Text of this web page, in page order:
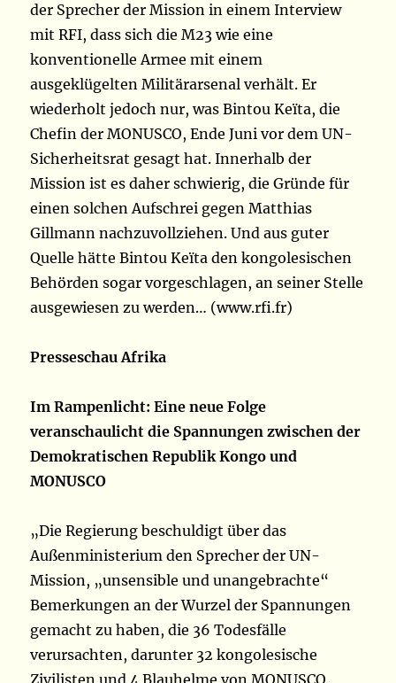
der Sprecher der Mission in einem Interview
mit RFI, dass sich die M23 wie eine
konventionelle Armee mit einem
ausgeklügelten Militärarsenal verhält. Er
wiederholt jedoch nur, was Bintou Keïta, die
Chefin der MONUSCO, Ende Juni vor dem UN-
Sicherheitsrat gesagt hat. Innerhalb der
Mission ist es daher schwierig, die Gründe für
einen solchen Aufschrei gegen Matthias
Gillmann nachzuvollziehen. Und aus guter
Quelle hätte Bintou Keïta den kongolesischen
Behörden sogar vorgeschlagen, an seiner Stelle
ausgewiesen zu werden… (www.rfi.fr)
Presseschau Afrika
Im Rampenlicht: Eine neue Folge
veranschaulicht die Spannungen zwischen der
Demokratischen Republik Kongo und
MONUSCO
„Die Regierung beschuldigt über das
Außenministerium den Sprecher der UN-
Mission, „unsensible und unangebrachte“
Bemerkungen an der Wurzel der Spannungen
gemacht zu haben, die 36 Todesfälle
verursachten, darunter 32 kongolesische